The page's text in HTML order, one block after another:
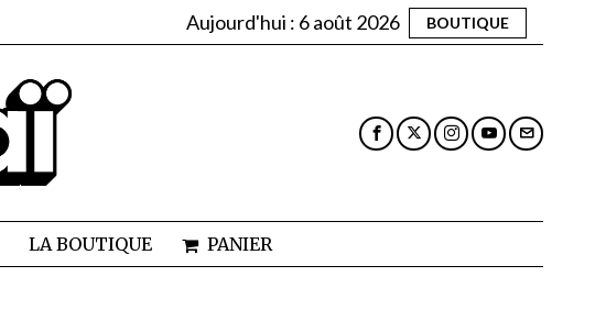
Aujourd'hui : 6 août 2026 BOUTIQUE
LA BOUTIQUE PANIER